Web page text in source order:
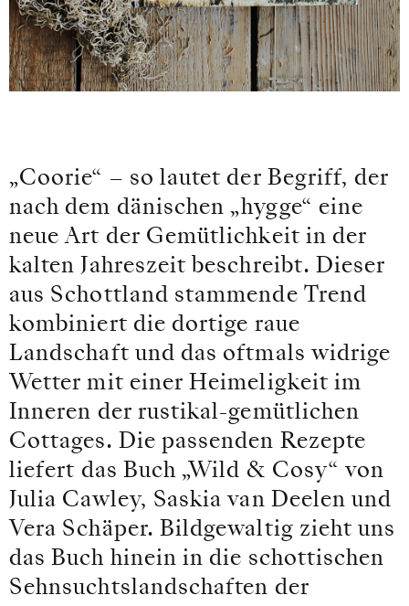
„Coorie“ – so lautet der Begriff, der
nach dem dänischen „hygge“ eine
neue Art der Gemütlichkeit in der
kalten Jahreszeit beschreibt. Dieser
aus Schottland stammende Trend
kombiniert die dortige raue
Landschaft und das oftmals widrige
Wetter mit einer Heimeligkeit im
Inneren der rustikal-gemütlichen
Cottages. Die passenden Rezepte
liefert das Buch „Wild & Cosy“ von
Julia Cawley, Saskia van Deelen und
Vera Schäper. Bildgewaltig zieht uns
das Buch hinein in die schottischen
Sehnsuchtslandschaften der